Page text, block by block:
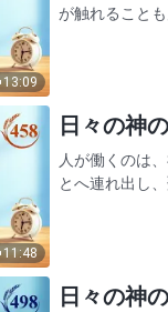
13:09
が触れること
11:48
日々の神
人が働くのは
とへ連れ出し
日々の神